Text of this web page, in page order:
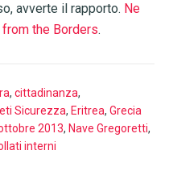
avverte il rapporto. Ne
the Borders.
, cittadinanza,
Sicurezza, Eritrea, Grecia
2013, Nave Gregoretti,
interni